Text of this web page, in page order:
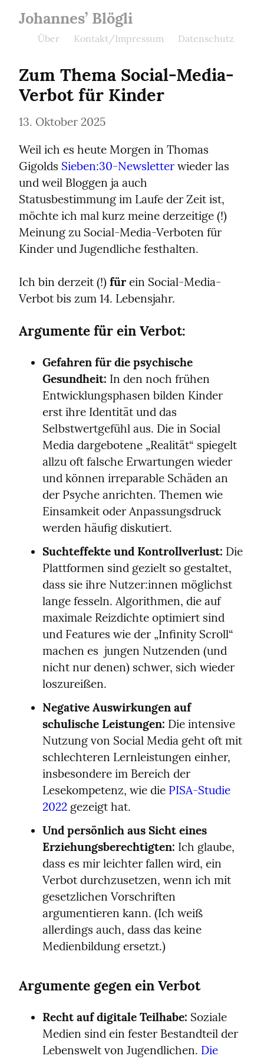
Johannes’ Blögli
Über Kontakt/Impressum Datenschutz
Zum Thema Social-Media-
Verbot für Kinder
13. Oktober 2025
Weil ich es heute Morgen in Thomas
Gigolds Sieben:30-Newsletter wieder las
und weil Bloggen ja auch
Statusbestimmung im Laufe der Zeit ist,
möchte ich mal kurz meine derzeitige (!)
Meinung zu Social-Media-Verboten für
Kinder und Jugendliche festhalten.
Ich bin derzeit (!) für ein Social-Media-
Verbot bis zum 14. Lebensjahr.
Argumente für ein Verbot:
Gefahren für die psychische
Gesundheit: In den noch frühen
Entwicklungsphasen bilden Kinder
erst ihre Identität und das
Selbstwertgefühl aus. Die in Social
Media dargebotene „Realität“ spiegelt
allzu oft falsche Erwartungen wieder
und können irreparable Schäden an
der Psyche anrichten. Themen wie
Einsamkeit oder Anpassungsdruck
werden häufig diskutiert.
Suchteffekte und Kontrollverlust: Die
Plattformen sind gezielt so gestaltet,
dass sie ihre Nutzer:innen möglichst
lange fesseln. Algorithmen, die auf
maximale Reizdichte optimiert sind
und Features wie der „Infinity Scroll“
machen es  jungen Nutzenden (und
nicht nur denen) schwer, sich wieder
loszureißen.
Negative Auswirkungen auf
schulische Leistungen: Die intensive
Nutzung von Social Media geht oft mit
schlechteren Lernleistungen einher,
insbesondere im Bereich der
Lesekompetenz, wie die PISA-Studie
2022 gezeigt hat.
Und persönlich aus Sicht eines
Erziehungsberechtigten: Ich glaube,
dass es mir leichter fallen wird, ein
Verbot durchzusetzen, wenn ich mit
gesetzlichen Vorschriften
argumentieren kann. (Ich weiß
allerdings auch, dass das keine
Medienbildung ersetzt.)
Argumente gegen ein Verbot
Recht auf digitale Teilhabe: Soziale
Medien sind ein fester Bestandteil der
Lebenswelt von Jugendlichen. Die